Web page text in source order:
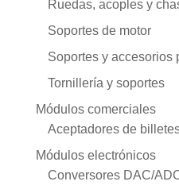
Ruedas, acoples y
Soportes de motor
Soportes y accesorios
Tornillería y soportes
Módulos comerciales
Aceptadores de
Módulos electrónicos
Conversores DAC/